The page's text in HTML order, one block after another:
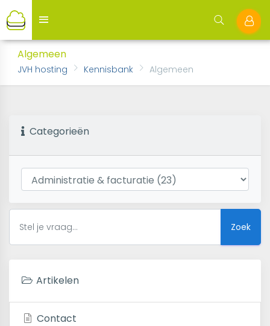
Algemeen
JVH hosting Kennisbank Algemeen
Categorieën
Zoek
Artikelen
Contact